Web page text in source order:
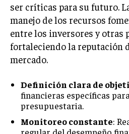
TALENTOS
RECURSOS HUMANOS
TALENTO
COMPENSACIÓN Y
RECLUTAMIENTO Y
DESARROLLO DE
GESTIÓN DEL
CULTURA Y CLIMA
ser críticas para su futuro.
manejo de los recursos
entre los inversores y otras
fortaleciendo la reputación
mercado.
Definición clara de
financieras específicas
presupuestaria.
Monitoreo constante: